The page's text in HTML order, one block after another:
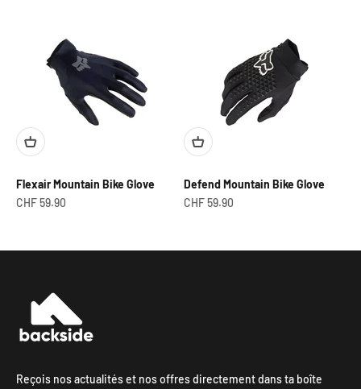
Flexair Mountain Bike Glove
Prix de vente
CHF 59.90
Defend Mountain Bike Glove
Prix de vente
CHF 59.90
Reçois nos actualités et nos offres directement dans ta boîte